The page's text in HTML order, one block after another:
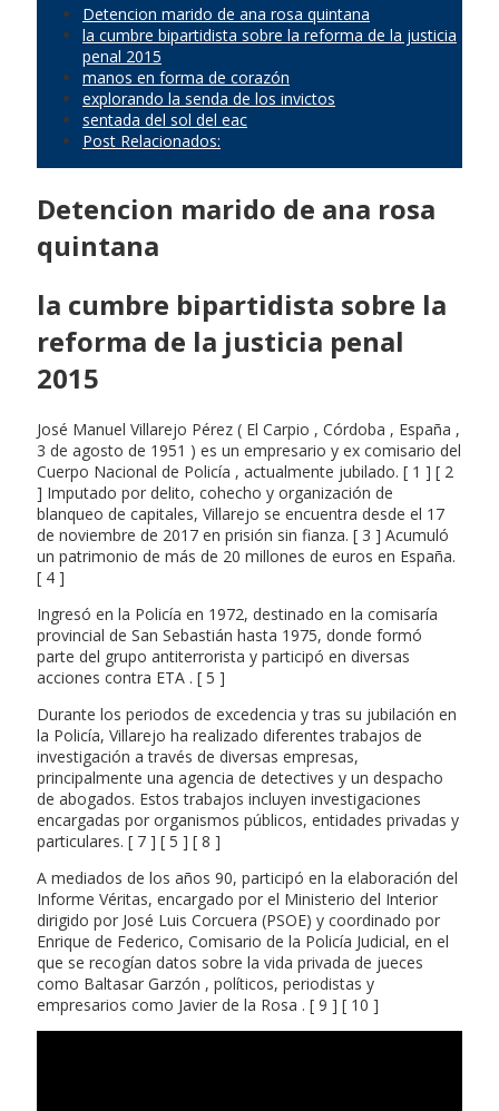
Detencion marido de ana rosa quintana
la cumbre bipartidista sobre la reforma de la justicia
penal 2015
manos en forma de corazón
explorando la senda de los invictos
sentada del sol del eac
Post Relacionados:
Detencion marido de ana rosa
quintana
la cumbre bipartidista sobre la
reforma de la justicia penal
2015
José Manuel Villarejo Pérez ( El Carpio , Córdoba , España ,
3 de agosto de 1951 ) es un empresario y ex comisario del
Cuerpo Nacional de Policía , actualmente jubilado. [ 1 ] [ 2
] Imputado por delito, cohecho y organización de
blanqueo de capitales, Villarejo se encuentra desde el 17
de noviembre de 2017 en prisión sin fianza. [ 3 ] Acumuló
un patrimonio de más de 20 millones de euros en España.
[ 4 ]
Ingresó en la Policía en 1972, destinado en la comisaría
provincial de San Sebastián hasta 1975, donde formó
parte del grupo antiterrorista y participó en diversas
acciones contra ETA . [ 5 ]
Durante los periodos de excedencia y tras su jubilación en
la Policía, Villarejo ha realizado diferentes trabajos de
investigación a través de diversas empresas,
principalmente una agencia de detectives y un despacho
de abogados. Estos trabajos incluyen investigaciones
encargadas por organismos públicos, entidades privadas y
particulares. [ 7 ] [ 5 ] [ 8 ]
A mediados de los años 90, participó en la elaboración del
Informe Véritas, encargado por el Ministerio del Interior
dirigido por José Luis Corcuera (PSOE) y coordinado por
Enrique de Federico, Comisario de la Policía Judicial, en el
que se recogían datos sobre la vida privada de jueces
como Baltasar Garzón , políticos, periodistas y
empresarios como Javier de la Rosa . [ 9 ] [ 10 ]